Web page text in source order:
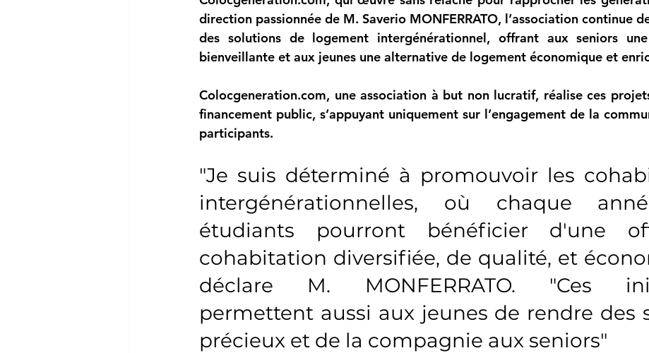
direction passionnée de M. Saverio MONFERRATO, l’association continue
des solutions de logement intergénérationnel, offrant aux seniors
bienveillante et aux jeunes une alternative de logement économique et
Colocgeneration.com, une association à but non lucratif, réalise ces
financement public, s’appuyant uniquement sur l’engagement de la
participants.
"Je suis déterminé à promouvoir les
intergénérationnelles, où chaque
étudiants pourront bénéficier d'une
cohabitation diversifiée, de qualité, et
déclare M. MONFERRATO. "Ces
permettent aussi aux jeunes de rendre des
précieux et de la compagnie aux seniors"